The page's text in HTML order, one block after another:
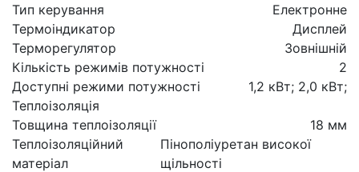
Тип керування
Електронне
Термоіндикатор
Дисплей
Терморегулятор
Зовнішній
Кількість режимів потужності
2
Доступні режими потужності
1,2 кВт; 2,0 кВт;
Теплоізоляція
Товщина теплоізоляції
18 мм
Теплоізоляційний
матеріал
Пінополіуретан високої
щільності